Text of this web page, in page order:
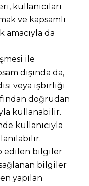
kullanıcıları
ve kapsamlı
da
ile
dışında da,
veya işbirliği
doğrudan
kullanabilir.
kullanıcıyla
edilen bilgiler
bilgiler
yapılan